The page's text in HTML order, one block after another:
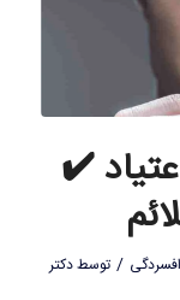
✔️
/ توسطدکتر